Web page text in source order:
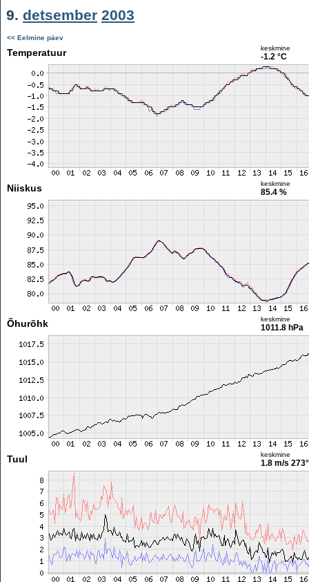
9. detsember 2003
<< Eelmine päev
Temperatuur keskmine
-1.2 °C
Niiskus keskmine
85.4 %
Õhurõhk keskmine
1011.8 hPa
Tuul keskmine
1.8 m/s 273°